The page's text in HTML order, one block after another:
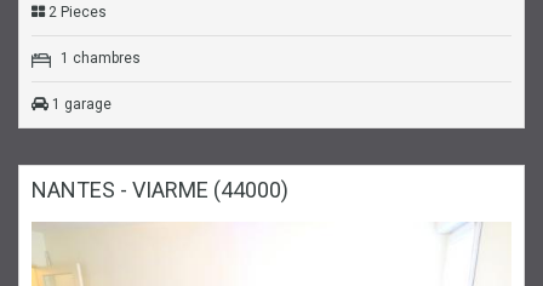
2 Pieces
1 chambres
1 garage
NANTES - VIARME (44000)